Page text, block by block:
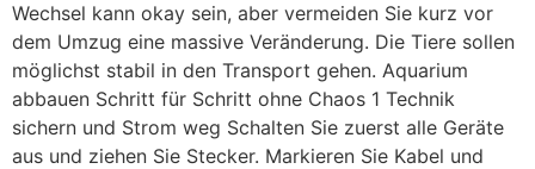
Wechsel kann okay sein, aber vermeiden Sie kurz vor
dem Umzug eine massive Veränderung. Die Tiere sollen
möglichst stabil in den Transport gehen. Aquarium
abbauen Schritt für Schritt ohne Chaos 1 Technik
sichern und Strom weg Schalten Sie zuerst alle Geräte
aus und ziehen Sie Stecker. Markieren Sie Kabel und